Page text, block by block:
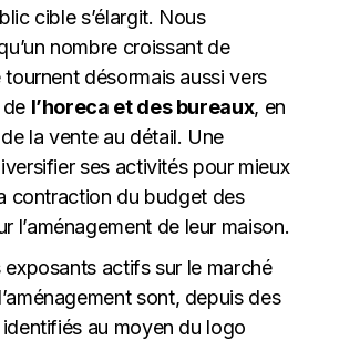
cible s’élargit. Nous
nombre croissant de
désormais aussi vers
l’horeca et des bureaux, en
la vente au détail. Une
ses activités pour mieux
contraction du budget des
l’aménagement de leur maison.
exposants actifs sur le marché
sont, depuis des
au moyen du logo